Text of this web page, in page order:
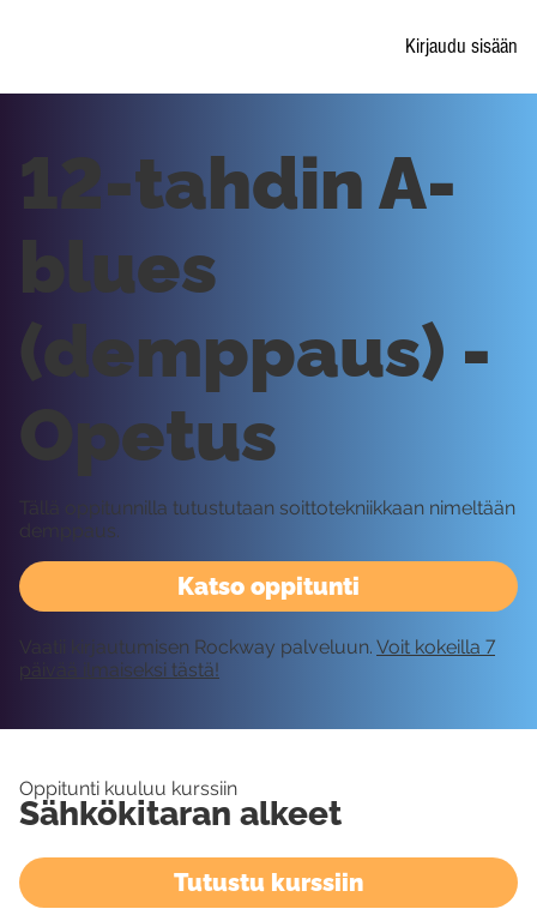
Kirjaudu sisään
Katso oppitunti
12-tahdin A-
blues
(demppaus) -
Opetus
Tällä oppitunnilla tutustutaan soittotekniikkaan nimeltään
demppaus.
Vaatii kirjautumisen Rockway palveluun. Voit kokeilla 7
päivää ilmaiseksi tästä!
Oppitunti kuuluu kurssiin
Sähkökitaran alkeet
Tutustu kurssiin